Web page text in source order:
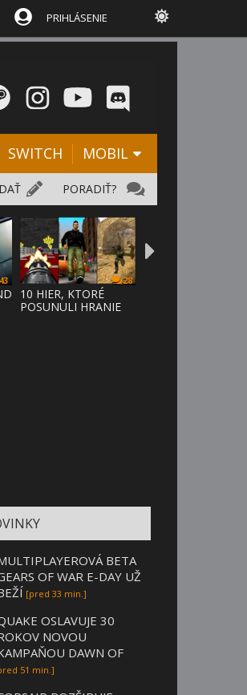
PRIHLÁSENIE
SWITCH MOBIL
PORADIŤ?
43 28
10 HIER, KTORÉ
POSUNULI HRANIE
BETA
OF WAR E-DAY UŽ
[pred 33 min.]
OSLAVUJE 30
NOVOU
DAWN OF
51 min.]